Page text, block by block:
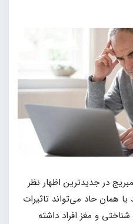
در جدیدترین اظهار نظر
همان حاد می‌تواند تاثیرات
و مغز افراد داشته